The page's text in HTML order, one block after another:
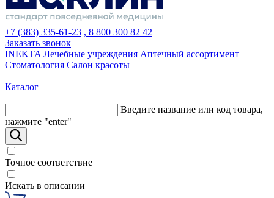
+7 (383) 335-61-23 , 8 800 300 82 42
Заказать звонок
INEKTA Лечебные учреждения Аптечный ассортимент
Стоматология Салон красоты
Каталог
Введите название или код товара,
нажмите "enter"
Точное соответствие
Искать в описании